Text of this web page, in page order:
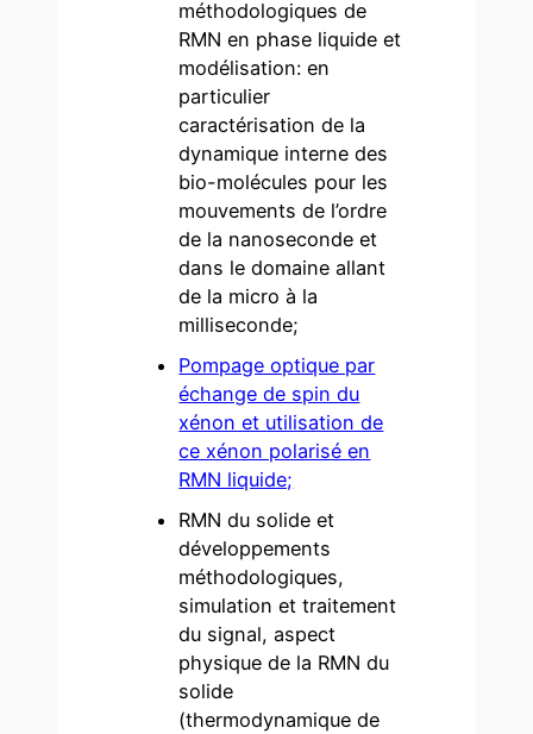
méthodologiques de
RMN en phase liquide et
modélisation: en
particulier
caractérisation de la
dynamique interne des
bio-molécules pour les
mouvements de l’ordre
de la nanoseconde et
dans le domaine allant
de la micro à la
milliseconde;
Pompage optique par
échange de spin du
xénon et utilisation de
ce xénon polarisé en
RMN liquide;
RMN du solide et
développements
méthodologiques,
simulation et traitement
du signal, aspect
physique de la RMN du
solide
(thermodynamique de